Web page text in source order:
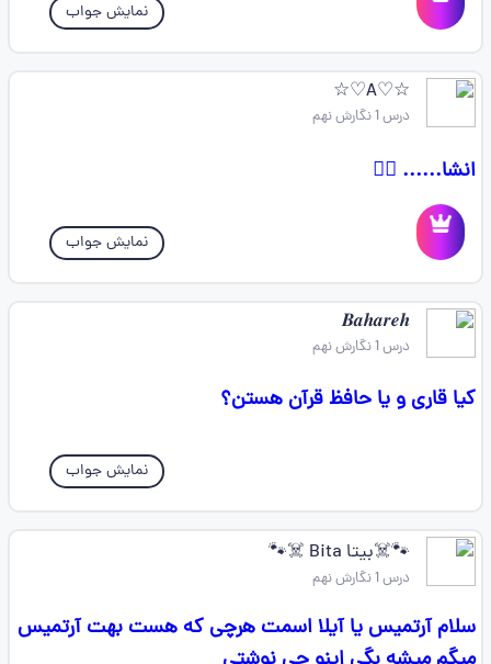
نمایش جواب
☆♡A♡☆
درس 1 نگارش نهم
انشا...... 👇🏻
نمایش جواب
𝑩𝒂𝒉𝒂𝒓𝒆𝒉
درس 1 نگارش نهم
کیا قاری و یا حافظ قرآن هستن؟
نمایش جواب
🐾☠️بیتا Bita ☠️🐾
درس 1 نگارش نهم
سلام آرتمیس یا آیلا اسمت هرچی که هست بهت آرتمیس